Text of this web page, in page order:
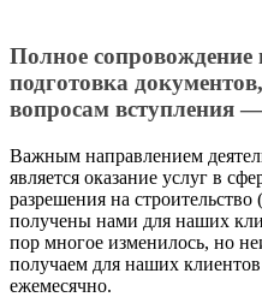
Полное
подготовка
вопросам вступления —
Важным направлением
является оказание услуг в
разрешения на
получены нами для наших
пор многое изменилось, но
получаем для наших клиентов
ежемесячно.